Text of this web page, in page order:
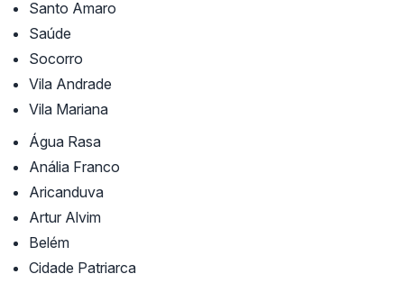
Santo Amaro
Saúde
Socorro
Vila Andrade
Vila Mariana
Água Rasa
Anália Franco
Aricanduva
Artur Alvim
Belém
Cidade Patriarca